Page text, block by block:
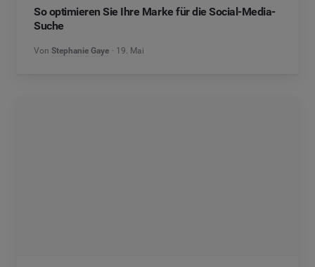
So optimieren Sie Ihre Marke für die Social-Media-
Suche
Von Stephanie Gaye 19. Mai